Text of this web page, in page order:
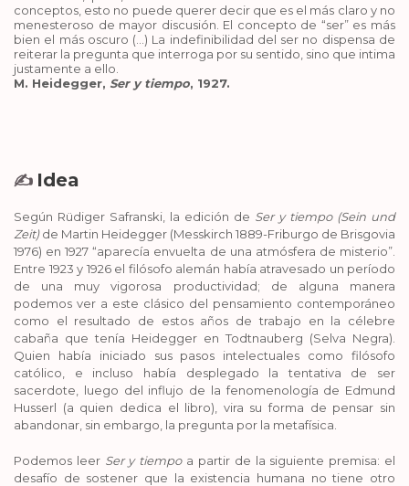
conceptos, esto no puede querer decir que es el más claro y no
menesteroso de mayor discusión. El concepto de “ser” es más
bien el más oscuro (…) La indefinibilidad del ser no dispensa de
reiterar la pregunta que interroga por su sentido, sino que intima
justamente a ello.
M. Heidegger, Ser y tiempo, 1927.
✍️ Idea
Según Rüdiger Safranski, la edición de Ser y tiempo (Sein und
Zeit)de Martin Heidegger (Messkirch 1889-Friburgo de Brisgovia
1976) en 1927 “aparecía envuelta de una atmósfera de misterio”.
Entre 1923 y 1926 el filósofo alemán había atravesado un período
de una muy vigorosa productividad; de alguna manera
podemos ver a este clásico del pensamiento contemporáneo
como el resultado de estos años de trabajo en la célebre
cabaña que tenía Heidegger en Todtnauberg (Selva Negra).
Quien había iniciado sus pasos intelectuales como filósofo
católico, e incluso había desplegado la tentativa de ser
sacerdote, luego del influjo de la fenomenología de Edmund
Husserl (a quien dedica el libro), vira su forma de pensar sin
abandonar, sin embargo, la pregunta por la metafísica.
Podemos leer Ser y tiempo a partir de la siguiente premisa: el
desafío de sostener que la existencia humana no tiene otro